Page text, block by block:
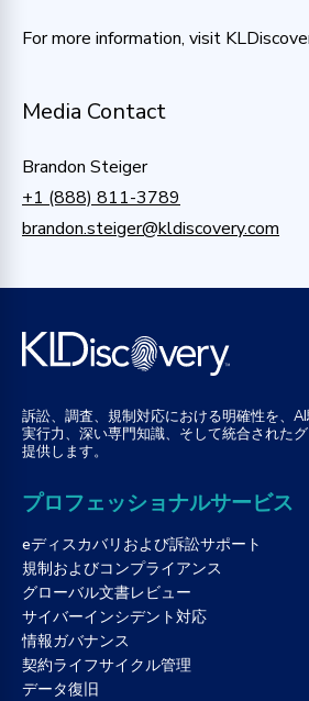
For more information, visit
Media Contact
Brandon Steiger
+1 (888) 811-3789
brandon.steiger@kldiscovery.com
訴訟、調査、規制対応における明確性を、
実行力、深い専門知識、そして統合された
提供します。
プロフェッショナルサービス
eディスカバリおよび訴訟サポート
規制およびコンプライアンス
グローバル文書レビュー
サイバーインシデント対応
情報ガバナンス
契約ライフサイクル管理
データ復旧